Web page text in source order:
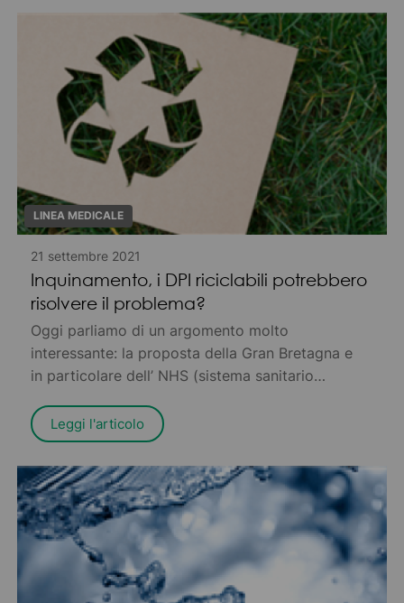
completamente.
LINEA MEDICALE
21 settembre 2021
Inquinamento, i DPI riciclabili potrebbero
risolvere il problema?
Oggi parliamo di un argomento molto
interessante: la proposta della Gran Bretagna e
in particolare dell’ NHS (sistema sanitario
(Dispositivi di Protezione Individuale) riciclabili
per ridurre l’inquinamento.
Leggi l'articolo